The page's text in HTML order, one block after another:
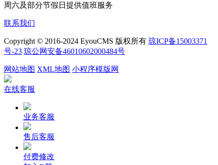
周六及部分节假日提供值班服务
联系我们
Copyright © 2016-2024 EyouCMS 版权所有 琼ICP备15003371
号-23 琼公网安备46010602000484号
网站地图 XML地图 小程序模版网
在线客服
业务客服
售后客服
付费修改